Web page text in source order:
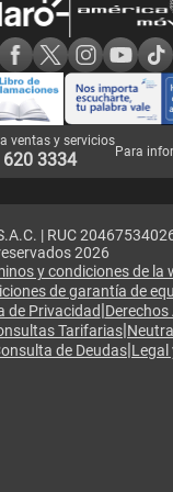
6S y SE
de Tienda Claro
ventas y servicios
620 3334 Para
| RUC
2026
y condiciones de la
de garantía de
de Privacidad|Derechos
Tarifarias|
de Deudas|Legal